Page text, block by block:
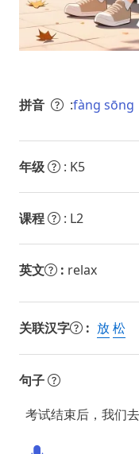
拼音 :fàng sōng
年级 : K5
课程 : L2
英文 : relax
关联汉字 : 放 松
句子
考试结束后，我们